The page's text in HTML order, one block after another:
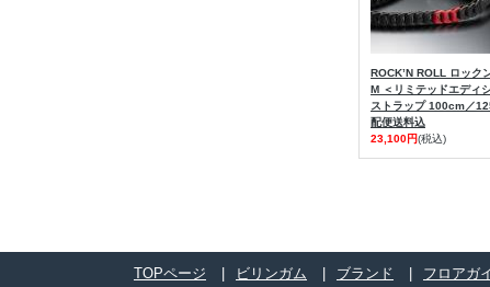
ROCK’N ROLL ロック
M ＜リミテッドエディ
ストラップ 100cm／
配便送料込
23,100円(税込)
TOPページ ビリンガム ブランド フロアガ